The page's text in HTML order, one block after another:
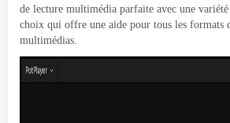
de lecture multimédia parfaite avec une variété
choix qui offre une aide pour tous les formats
multimédias.